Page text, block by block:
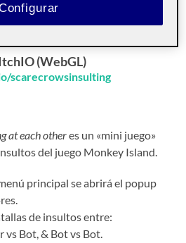
la asignatura Programación de
(WebGL)
scarecrowsinsulting
at each otheres un «mini juego»
del juego Monkey Island.
principal se abrirá el popup
de insultos entre:
vs Bot, & Bot vs Bot.